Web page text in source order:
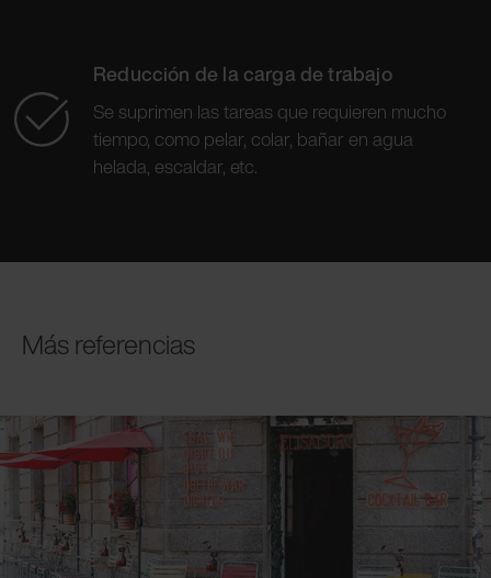
Reducción de la carga de trabajo
Se suprimen las tareas que requieren mucho
tiempo, como pelar, colar, bañar en agua
helada, escaldar, etc.
Más referencias